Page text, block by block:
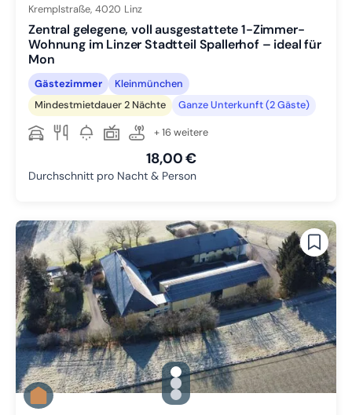
Kremplstraße, 4020 Linz
Zentral gelegene, voll ausgestattete 1-Zimmer-
Wohnung im Linzer Stadtteil Spallerhof – ideal für
Mon
Gästezimmer
Kleinmünchen
Mindestmietdauer 2 Nächte
Ganze Unterkunft (2 Gäste)
+ 16 weitere
18,00 €
Durchschnitt pro Nacht & Person
gallery.slide_selector
Zu Slide 1 wechseln
Zu Slide 2 wechseln
Zu Slide 3 wechseln